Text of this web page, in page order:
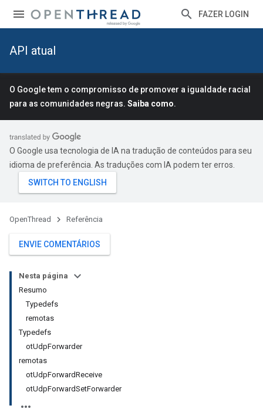
FAZER LOGIN
API atual
O Google tem o compromisso de promover a igualdade racial
para as comunidades negras. Saiba como.
O Google usa tecnologia de IA na tradução de conteúdos para seu
idioma de preferência. As traduções com IA podem ter erros.
OpenThread Referência
ENVIE COMENTÁRIOS
Nesta página
Resumo
Typedefs
remotas
Typedefs
otUdpForwarder
remotas
otUdpForwardReceive
otUdpForwardSetForwarder